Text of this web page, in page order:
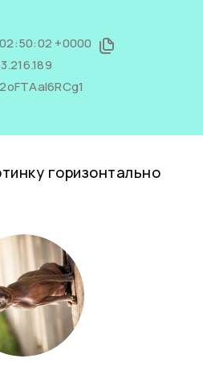
+0000
2oFTAaI6RCg1
горизонтально